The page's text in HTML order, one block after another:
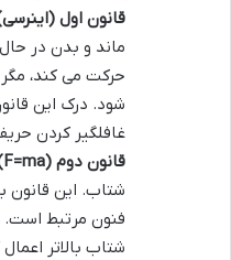
قانون اول
ماند و بدن در
حرکت می کند، مگر
شود. درک این
غافلگیر کردن
قانون دوم (F=ma):
شتاب. این قانون
فنون مرتبط است.
شتاب بالاتر